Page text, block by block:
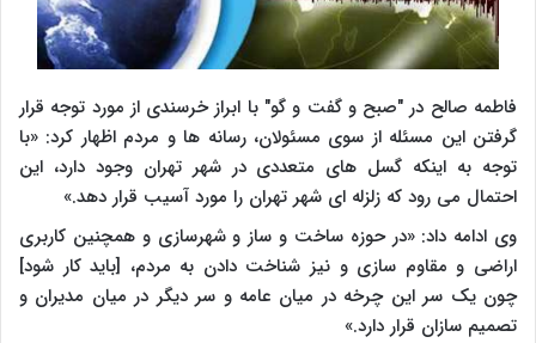
فاطمه صالح در "صبح و گفت و گو" با ابراز خرسندی از مورد توجه قرار
گرفتن این مسئله از سوی مسئولان، رسانه ها و مردم اظهار کرد: «با
توجه به اینکه گسل های متعددی در شهر تهران وجود دارد، این
احتمال می رود که زلزله ای شهر تهران را مورد آسیب قرار دهد.»
وی ادامه داد: «در حوزه ساخت و ساز و شهرسازی و همچنین کاربری
اراضی و مقاوم سازی و نیز شناخت دادن به مردم، [باید کار شود]
چون یک سر این چرخه در میان عامه و سر دیگر در میان مدیران و
تصمیم سازان قرار دارد.»